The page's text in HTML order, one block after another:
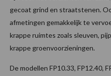
gecoat grind en straatstenen.
afmetingen gemakkelijk te
krappe ruimtes zoals sleuven,
krappe groenvoorzieningen.
De modellen FP10.33, FP12.40,